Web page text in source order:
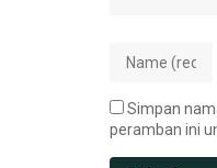
Simpan
peramban ini